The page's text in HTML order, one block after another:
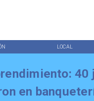
LOCAL
en